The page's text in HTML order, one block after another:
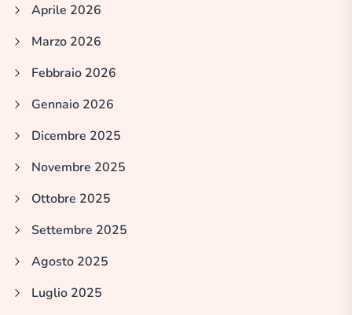
Aprile 2026
Marzo 2026
Febbraio 2026
Gennaio 2026
Dicembre 2025
Novembre 2025
Ottobre 2025
Settembre 2025
Agosto 2025
Luglio 2025